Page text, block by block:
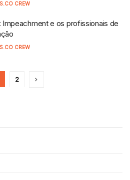
CREW
Impeachment e os profissionais de
CREW
2